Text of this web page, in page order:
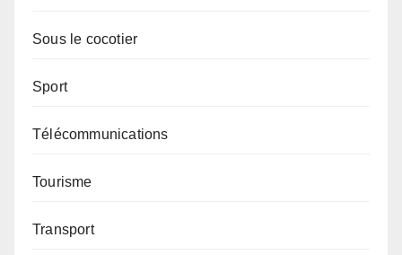
Sous le cocotier
Sport
Télécommunications
Tourisme
Transport